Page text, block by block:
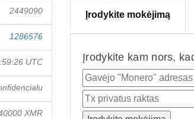
2449090
1286576
UTC
XMR
Įrodykite mokėjimą
Įrodykite kam nors,